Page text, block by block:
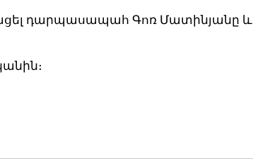
դարպասապահ Գոռ Մատինյանը և